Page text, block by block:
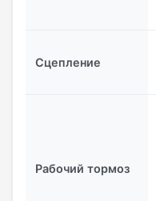
Сцепление
Рабочий тормоз